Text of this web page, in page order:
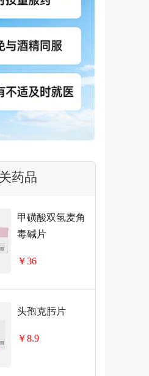
药品
甲磺酸双氢麦角
毒碱片
￥36
头孢克肟片
￥8.9